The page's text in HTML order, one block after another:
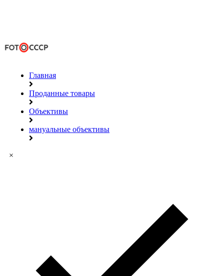
Главная
Проданные товары
Объективы
мануальные объективы
×